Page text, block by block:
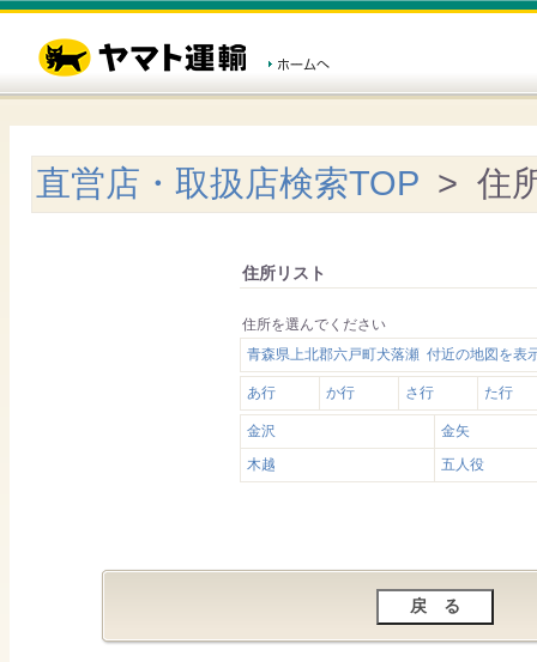
直営店・取扱店検索TOP > 住
住所リスト
住所を選んでください
青森県上北郡六戸町犬落瀬 付近の地図を表
あ行 か行 さ行 た行
金沢
金矢
木越
五人役